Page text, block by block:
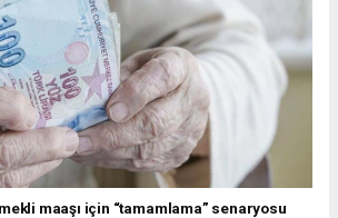
maaşı için “tamamlama” senaryosu